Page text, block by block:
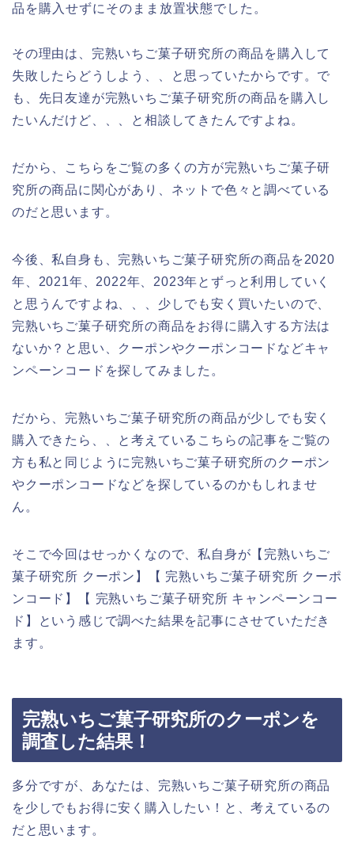
品を購入せずにそのまま放置状態でした。
その理由は、完熟いちご菓子研究所の商品を購入して
失敗したらどうしよう、、と思っていたからです。で
も、先日友達が完熟いちご菓子研究所の商品を購入し
たいんだけど、、、と相談してきたんですよね。
だから、こちらをご覧の多くの方が完熟いちご菓子研
究所の商品に関心があり、ネットで色々と調べている
のだと思います。
今後、私自身も、完熟いちご菓子研究所の商品を2020
年、2021年、2022年、2023年とずっと利用していく
と思うんですよね、、、少しでも安く買いたいので、
完熟いちご菓子研究所の商品をお得に購入する方法は
ないか？と思い、クーポンやクーポンコードなどキャ
ンペーンコードを探してみました。
だから、完熟いちご菓子研究所の商品が少しでも安く
購入できたら、、と考えているこちらの記事をご覧の
方も私と同じように完熟いちご菓子研究所のクーポン
やクーポンコードなどを探しているのかもしれませ
ん。
そこで今回はせっかくなので、私自身が【完熟いちご
菓子研究所 クーポン】【 完熟いちご菓子研究所 クーポ
ンコード】【 完熟いちご菓子研究所 キャンペーンコー
ド】という感じで調べた結果を記事にさせていただき
ます。
完熟いちご菓子研究所のクーポンを
調査した結果！
多分ですが、あなたは、完熟いちご菓子研究所の商品
を少しでもお得に安く購入したい！と、考えているの
だと思います。